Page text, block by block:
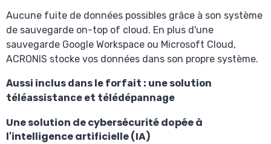
Aucune fuite de données possibles grâce à son système
de sauvegarde on-top of cloud. En plus d'une
sauvegarde Google Workspace ou Microsoft Cloud,
ACRONIS stocke vos données dans son propre système.
Aussi inclus dans le forfait : une solution
téléassistance et télédépannage
Une solution de cybersécurité dopée à
l'intelligence artificielle (IA)